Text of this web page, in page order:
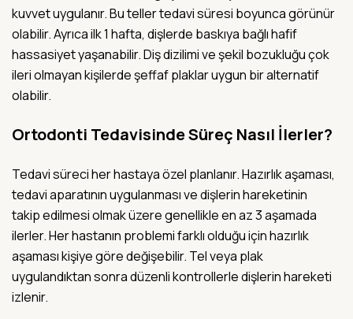
kuvvet uygulanır. Bu teller tedavi süresi boyunca görünür
olabilir. Ayrıca ilk 1 hafta, dişlerde baskıya bağlı hafif
hassasiyet yaşanabilir. Diş dizilimi ve şekil bozukluğu çok
ileri olmayan kişilerde şeffaf plaklar uygun bir alternatif
olabilir.
Ortodonti Tedavisinde Süreç Nasıl İlerler?
Tedavi süreci her hastaya özel planlanır. Hazırlık aşaması,
tedavi aparatının uygulanması ve dişlerin hareketinin
takip edilmesi olmak üzere genellikle en az 3 aşamada
ilerler. Her hastanın problemi farklı olduğu için hazırlık
aşaması kişiye göre değişebilir. Tel veya plak
uygulandıktan sonra düzenli kontrollerle dişlerin hareketi
izlenir.